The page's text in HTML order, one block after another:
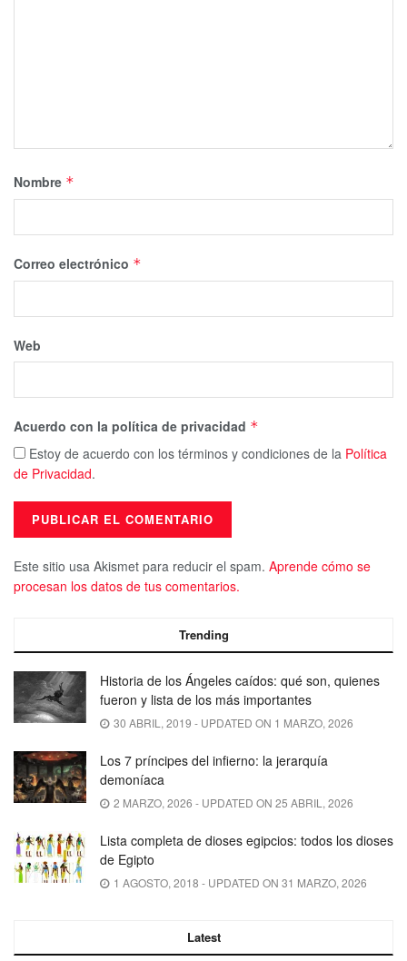
Nombre *
Correo electrónico *
Web
Acuerdo con la política de privacidad *
Estoy de acuerdo con los términos y condiciones de la Política
de Privacidad.
Este sitio usa Akismet para reducir el spam. Aprende cómo se
procesan los datos de tus comentarios.
Trending
Historia de los Ángeles caídos: qué son, quienes
fueron y lista de los más importantes
30 ABRIL, 2019 - UPDATED ON 1 MARZO, 2026
Los 7 príncipes del infierno: la jerarquía
demoníaca
2 MARZO, 2026 - UPDATED ON 25 ABRIL, 2026
Lista completa de dioses egipcios: todos los dioses
de Egipto
1 AGOSTO, 2018 - UPDATED ON 31 MARZO, 2026
Latest